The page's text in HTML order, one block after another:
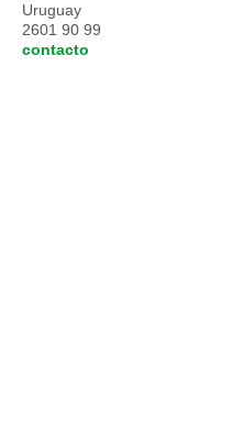
Uruguay
2601 90 99
contacto